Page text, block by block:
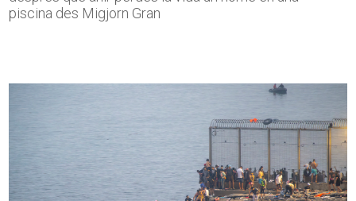
piscina des Migjorn Gran